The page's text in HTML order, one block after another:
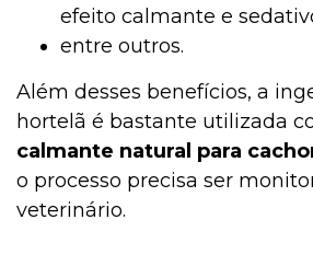
efeito calmante e
entre outros.
Além desses benefícios, a
hortelã é bastante utilizada
calmante natural para
o processo precisa ser
veterinário.